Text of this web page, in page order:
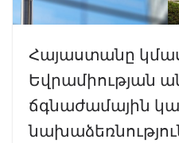
Հայաստանը
Եվրամիության
ճգնաժամային